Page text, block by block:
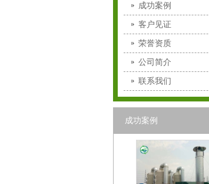
成功案例
客户见证
荣誉资质
公司简介
联系我们
成功案例